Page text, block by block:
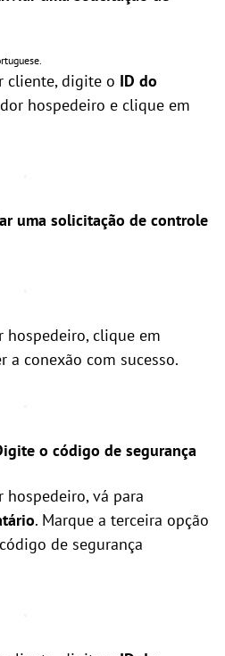
cliente, digite o ID do
hospedeiro e clique em
uma solicitação de controle
hospedeiro, clique em
a conexão com sucesso.
o código de segurança
hospedeiro, vá para
. Marque a terceira opção
de segurança